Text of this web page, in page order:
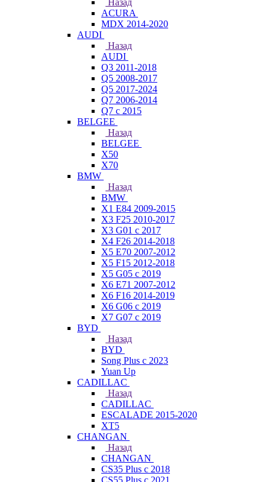
Назад
ACURA
MDX 2014-2020
AUDI
Назад
AUDI
Q3 2011-2018
Q5 2008-2017
Q5 2017-2024
Q7 2006-2014
Q7 с 2015
BELGEE
Назад
BELGEE
X50
X70
BMW
Назад
BMW
X1 E84 2009-2015
X3 F25 2010-2017
X3 G01 с 2017
X4 F26 2014-2018
X5 E70 2007-2012
X5 F15 2012-2018
X5 G05 с 2019
X6 E71 2007-2012
X6 F16 2014-2019
X6 G06 с 2019
X7 G07 с 2019
BYD
Назад
BYD
Song Plus с 2023
Yuan Up
CADILLAC
Назад
CADILLAC
ESСALADE 2015-2020
XT5
CHANGAN
Назад
CHANGAN
CS35 Plus с 2018
CS55 Plus с 2021